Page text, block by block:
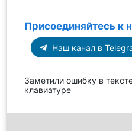
Присоединяйтесь к
Наш канал в
Заметили ошибку в
клавиатуре